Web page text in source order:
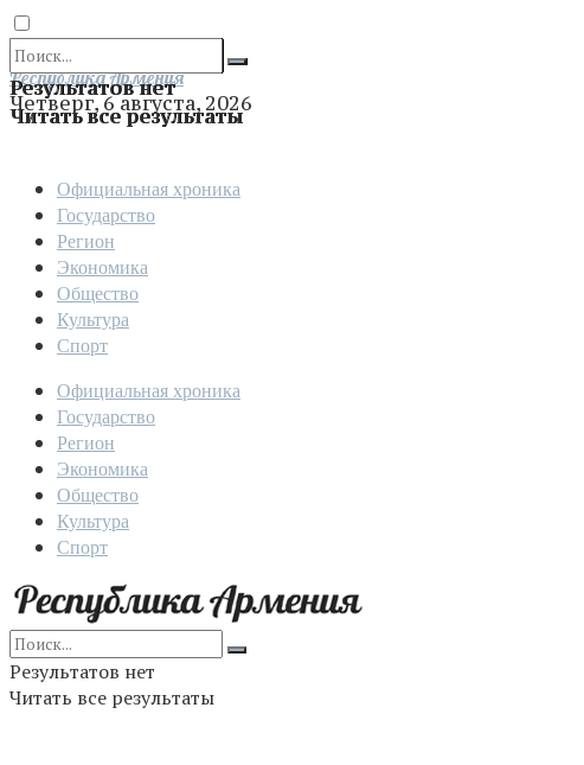
Результатов нет
Читать все результаты
Отправить
Республика Армения
Четверг, 6 августа, 2026
Официальная хроника
Государство
Регион
Экономика
Общество
Культура
Спорт
Официальная хроника
Государство
Регион
Экономика
Общество
Культура
Спорт
Результатов нет
Читать все результаты